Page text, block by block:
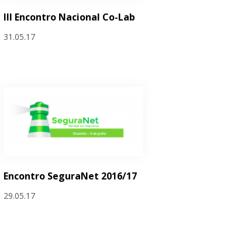
III Encontro Nacional Co-Lab
31.05.17
Encontro SeguraNet 2016/17
29.05.17